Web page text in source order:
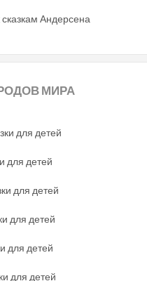
Андерсена
МИРА
для детей
для детей
для детей
для детей
для детей
для детей